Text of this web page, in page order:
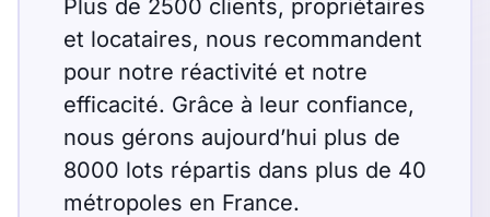
Plus de 2500 clients, propriétaires
et locataires, nous recommandent
pour notre réactivité et notre
efficacité. Grâce à leur confiance,
nous gérons aujourd’hui plus de
8000 lots répartis dans plus de 40
métropoles en France.